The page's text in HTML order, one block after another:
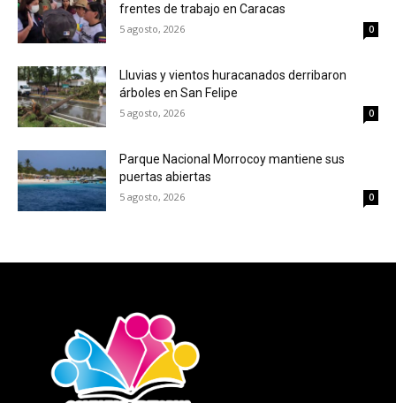
frentes de trabajo en Caracas
5 agosto, 2026 0
Lluvias y vientos huracanados derribaron
árboles en San Felipe
5 agosto, 2026 0
Parque Nacional Morrocoy mantiene sus
puertas abiertas
5 agosto, 2026 0